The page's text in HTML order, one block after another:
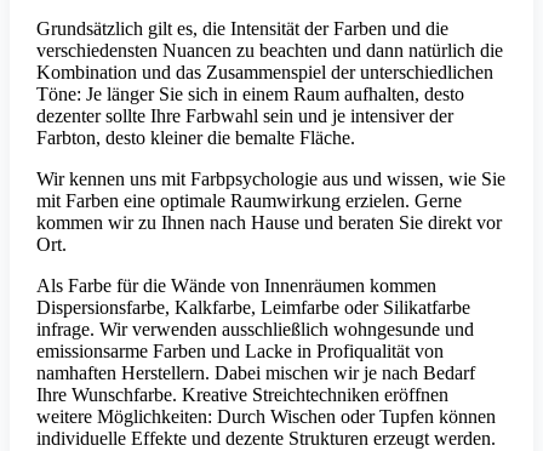
Grundsätzlich gilt es, die Intensität der Farben und die
verschiedensten Nuancen zu beachten und dann natürlich die
Kombination und das Zusammenspiel der unterschiedlichen
Töne: Je länger Sie sich in einem Raum aufhalten, desto
dezenter sollte Ihre Farbwahl sein und je intensiver der
Farbton, desto kleiner die bemalte Fläche.
Wir kennen uns mit Farbpsychologie aus und wissen, wie Sie
mit Farben eine optimale Raumwirkung erzielen. Gerne
kommen wir zu Ihnen nach Hause und beraten Sie direkt vor
Ort.
Als Farbe für die Wände von Innenräumen kommen
Dispersionsfarbe, Kalkfarbe, Leimfarbe oder Silikatfarbe
infrage. Wir verwenden ausschließlich wohngesunde und
emissionsarme Farben und Lacke in Profiqualität von
namhaften Herstellern. Dabei mischen wir je nach Bedarf
Ihre Wunschfarbe. Kreative Streichtechniken eröffnen
weitere Möglichkeiten: Durch Wischen oder Tupfen können
individuelle Effekte und dezente Strukturen erzeugt werden.